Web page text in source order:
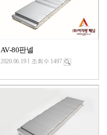
AV-80판넬
2020.06.19 조회수 1497